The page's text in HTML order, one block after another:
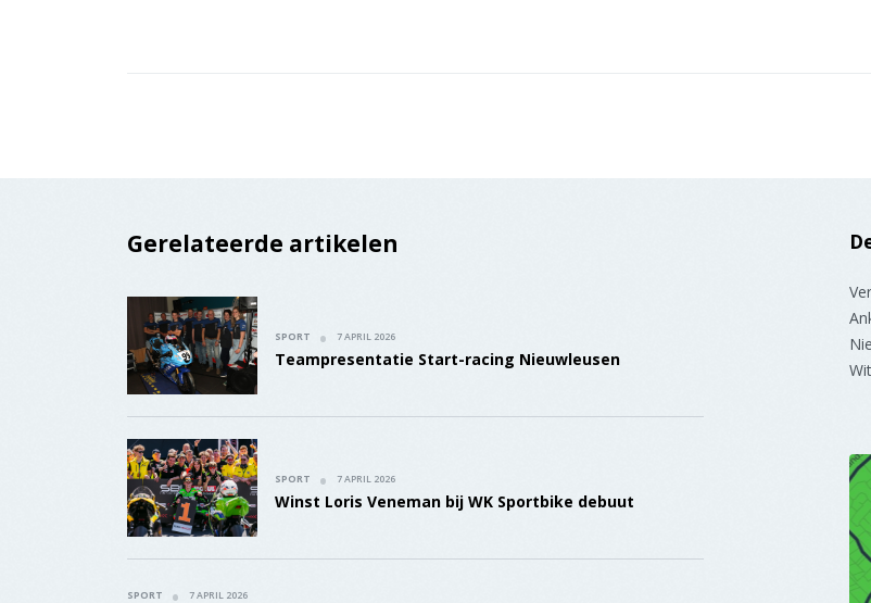
Gerelateerde artikelen
SPORT 7 APRIL 2026
Teampresentatie Start-racing Nieuwleusen
SPORT 7 APRIL 2026
Winst Loris Veneman bij WK Sportbike debuut
SPORT 7 APRIL 2026